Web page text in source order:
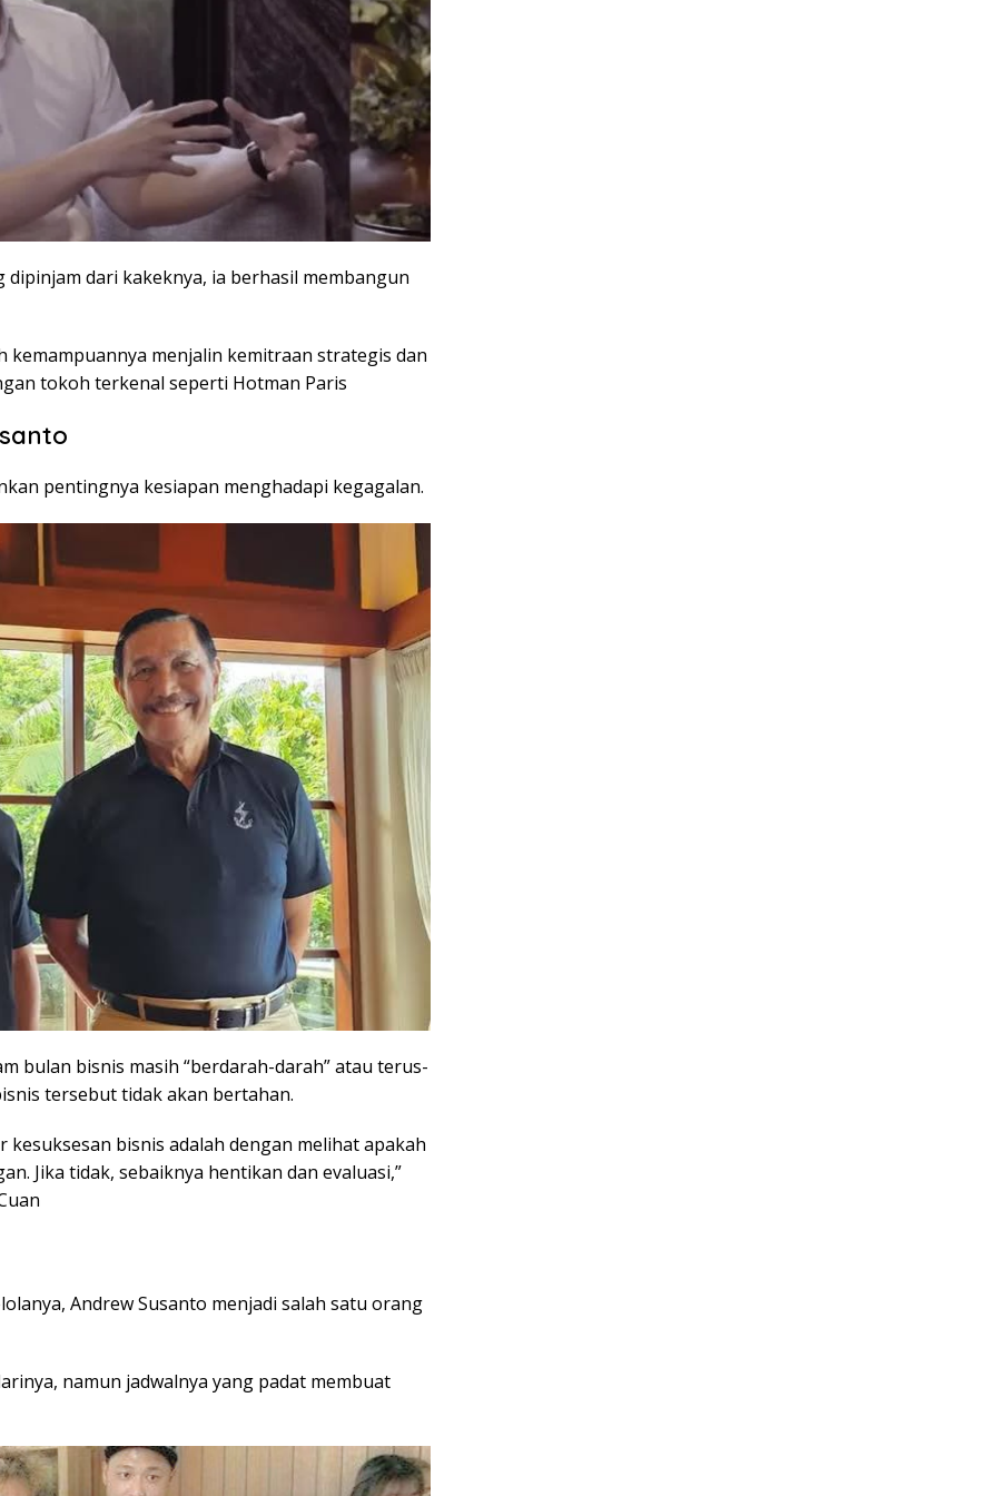
dipinjam dari kakeknya, ia berhasil membangun
kemampuannya menjalin kemitraan strategis dan
tokoh terkenal seperti Hotman Paris
pentingnya kesiapan menghadapi kegagalan.
bulan bisnis masih “berdarah-darah” atau terus-
tersebut tidak akan bertahan.
kesuksesan bisnis adalah dengan melihat apakah
Jika tidak, sebaiknya hentikan dan evaluasi,”
Andrew Susanto menjadi salah satu orang
namun jadwalnya yang padat membuat